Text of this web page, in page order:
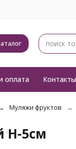
оплата Контакты
Муляжи фруктов
H-5см